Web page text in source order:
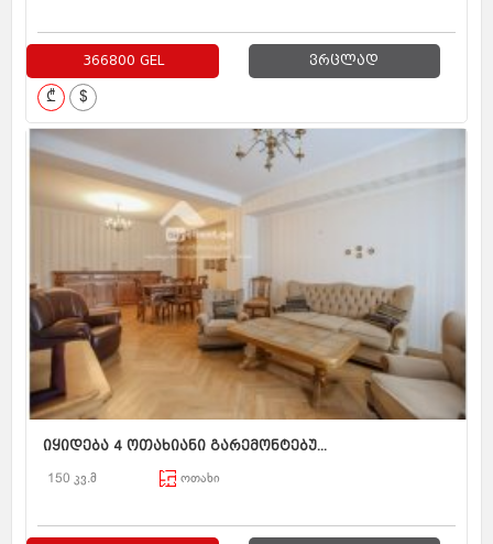
366800 GEL ვრცლად
₾ $
იყიდება 4 ოთახიანი გარემონტებუ...
150 კვ.მ ოთახი